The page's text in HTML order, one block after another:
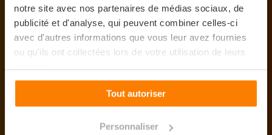
notre site avec nos partenaires de médias sociaux, de
publicité et d'analyse, qui peuvent combiner celles-ci
avec d'autres informations que vous leur avez fournies
ou qu'ils ont collectées lors de votre utilisation de leurs
Tout autoriser
Personnaliser
L'école de design ESDAC
L’école des métiers du design
Le Groupe ACE Education
Nos partenaires